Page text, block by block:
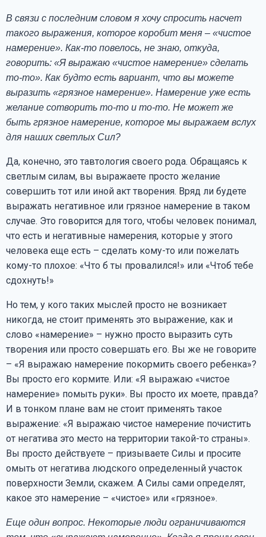
В связи с последним словом я хочу спросить насчет
такого выражения, которое коробит меня – «чистое
намерение». Как-то повелось, не знаю, откуда,
говорить: «Я выражаю «чистое намерение» сделать
то-то». Как будто есть вариант, что вы можете
выразить «грязное намерение». Намерение уже есть
желание сотворить то-то и то-то. Не может же
быть грязное намерение, которое мы выражаем вслух
для наших светлых Сил?
Да, конечно, это тавтология своего рода. Обращаясь к
светлым силам, вы выражаете просто желание
совершить тот или иной акт творения. Вряд ли будете
выражать негативное или грязное намерение в таком
случае. Это говорится для того, чтобы человек понимал,
что есть и негативные намерения, которые у этого
человека еще есть – сделать кому-то или пожелать
кому-то плохое: «Что б ты провалился!» или «Чтоб тебе
сдохнуть!»
Но тем, у кого таких мыслей просто не возникает
никогда, не стоит применять это выражение, как и
слово «намерение» – нужно просто выразить суть
творения или просто совершать его. Вы же не говорите
– «Я выражаю намерение покормить своего ребенка»?
Вы просто его кормите. Или: «Я выражаю «чистое
намерение» помыть руки». Вы просто их моете, правда?
И в тонком плане вам не стоит применять такое
выражение: «Я выражаю чистое намерение почистить
от негатива это место на территории такой-то страны».
Вы просто действуете – призываете Силы и просите
омыть от негатива людского определенный участок
поверхности Земли, скажем. А Силы сами определят,
какое это намерение – «чистое» или «грязное».
Еще один вопрос. Некоторые люди ограничиваются